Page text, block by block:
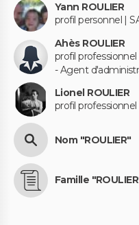
Yann ROULIER
profil personnel |
Ahès ROULIER
profil
- Agent
Lionel ROULIER
profil
Nom "ROULIER"
Famille